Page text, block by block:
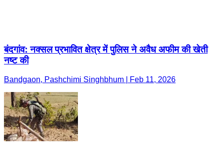
बंदगांव: नक्सल प्रभावित क्षेत्र में पुलिस ने अवैध अफीम की खेती
नष्ट की
Bandgaon, Pashchimi Singhbhum | Feb 11, 2026